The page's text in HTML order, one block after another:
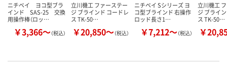
ニチベイ ヨコ型ブラ
インド SAS-25 交換
用操作棒（ロッ…
￥3,366～（税込）
立川機工 ファーステー
ジ ブラインド コードレ
ス TK-50…
￥20,850～（税込）
ニチベイ Sシリーズ ヨ
コ型ブラインド 右操作
ロッド長さ1…
￥7,212～（税込）
立川機工
ジ ブライ
ス TK-50…
￥